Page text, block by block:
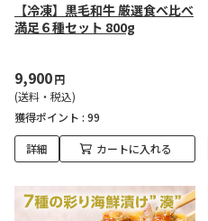
【冷凍】黒毛和牛 厳選食べ比べ
満足６種セット 800g
9,900円
(送料・税込)
獲得ポイント : 99
詳細 カートに入れる